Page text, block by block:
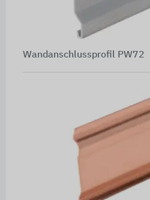
Wandanschlussprofil PW72